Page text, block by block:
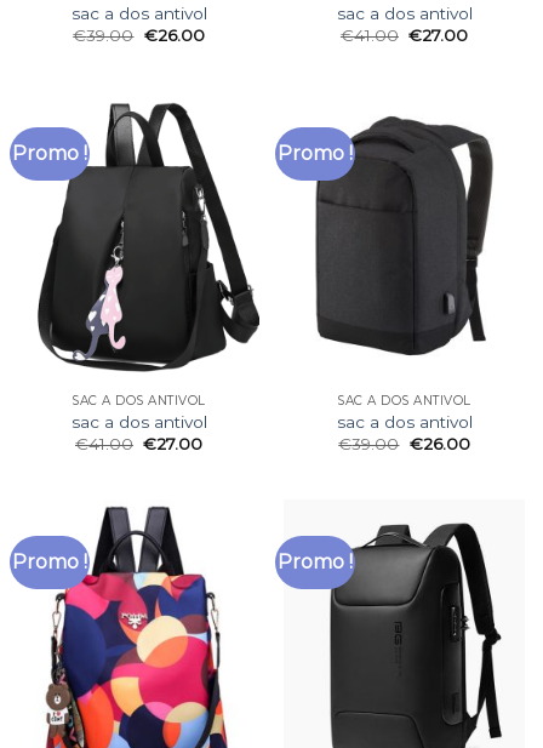
sac a dos antivol
€39.00 €26.00
sac a dos antivol
€41.00 €27.00
Promo !
SAC A DOS ANTIVOL
sac a dos antivol
€41.00 €27.00
Promo !
SAC A DOS ANTIVOL
sac a dos antivol
€39.00 €26.00
Promo ! Promo !